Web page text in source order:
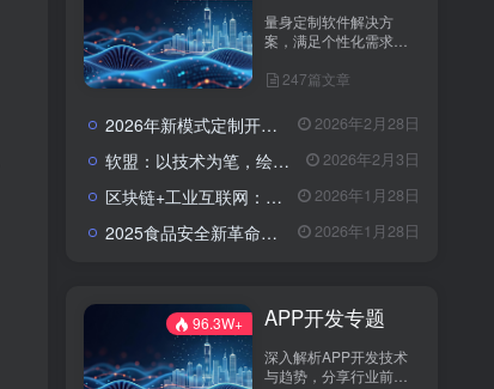
量身定制软件解决方
案，满足个性化需求。
您实现业务创新与技术
247篇文章
2026年新模式定制开发找谁？软盟科技——数字化转型的可靠伙伴 2026年2月28日
软盟：以技术为笔，绘就数字经济新蓝图——全栈开发服务赋能企业数字化转型 2026年2月3日
区块链+工业互联网：青岛港无纸化提货的数字化革新路径 2026年1月28日
2025食品安全新革命：AI+区块链，重塑农产品信任链 2026年1月28日
96.3W+ APP开发专题
深入解析APP开发技术
与趋势，分享行业前沿